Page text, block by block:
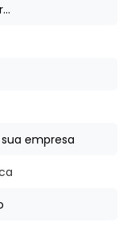
empresa